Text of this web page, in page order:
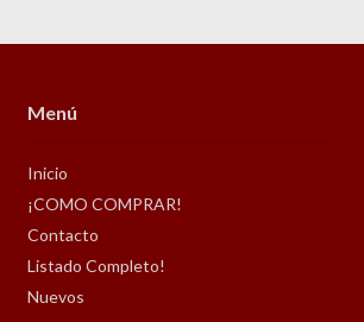
Menú
Inicio
¡COMO COMPRAR!
Contacto
Listado Completo!
Nuevos